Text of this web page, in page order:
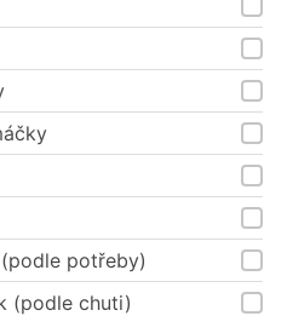
potřeby)
(podle chuti)